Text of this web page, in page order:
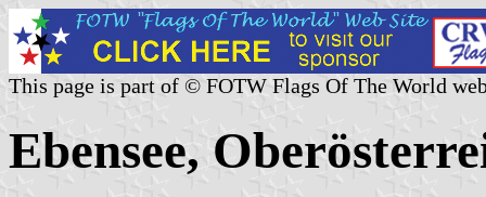
This page is part of © FOTW Flags Of The World
Ebensee,